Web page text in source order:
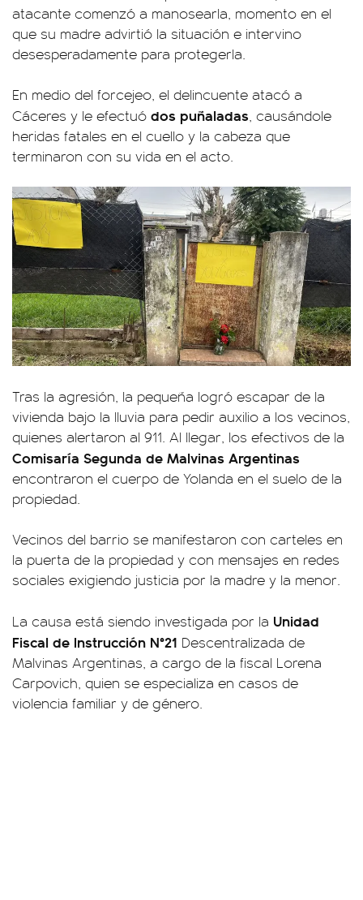
atacante comenzó a manosearla, momento en el
que su madre advirtió la situación e intervino
desesperadamente para protegerla.
En medio del forcejeo, el delincuente atacó a
Cáceres y le efectuó dos puñaladas, causándole
heridas fatales en el cuello y la cabeza que
terminaron con su vida en el acto.
Tras la agresión, la pequeña logró escapar de la
vivienda bajo la lluvia para pedir auxilio a los vecinos,
quienes alertaron al 911. Al llegar, los efectivos de la
Comisaría Segunda de Malvinas Argentinas
encontraron el cuerpo de Yolanda en el suelo de la
propiedad.
Vecinos del barrio se manifestaron con carteles en
la puerta de la propiedad y con mensajes en redes
sociales exigiendo justicia por la madre y la menor.
La causa está siendo investigada por la Unidad
Fiscal de Instrucción N°21 Descentralizada de
Malvinas Argentinas, a cargo de la fiscal Lorena
Carpovich, quien se especializa en casos de
violencia familiar y de género.